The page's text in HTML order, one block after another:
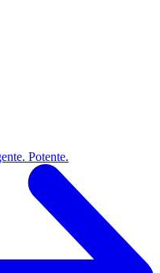
Potente.